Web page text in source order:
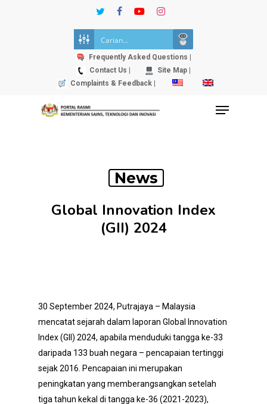
twitterfacebookyoutubeinstagram
Frequently Asked Questions |
Contact Us |
Site Map |
Complaints & Feedback |
Menu
News
Global Innovation Index
(GII) 2024
30 September 2024, Putrajaya – Malaysia
mencatat sejarah dalam laporan Global Innovation
Index (GII) 2024, apabila menduduki tangga ke-33
daripada 133 buah negara – pencapaian tertinggi
sejak 2016. Pencapaian ini merupakan
peningkatan yang memberangsangkan setelah
tiga tahun kekal di tangga ke-36 (2021-2023),